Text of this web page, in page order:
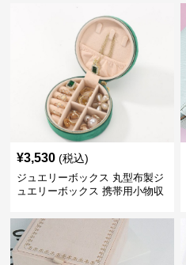
¥3,530 (税込)
ジュエリーボックス 丸型布製ジ
ュエリーボックス 携帯用小物収